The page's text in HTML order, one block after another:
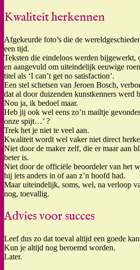
Kwaliteit herkennen
Afgekeurde foto’s die de
een tijd.
Teksten die eindeloos werden bijgewerkt,
en aangevuld om uiteindelijk eeuwige
titel als ‘I can’t get no satisfaction’.
Een stel schetsen van Jeroen Bosch,
dat al door duizenden kunstkenners werd
Nou ja, ik bedoel maar.
Heb jij ook wel eens zo’n mailtje
onze spijt…’ ?
Trek het je niet te veel aan.
Kwaliteit wordt wel vaker niet direct
Niet door de maker zelf, die er maar aan
beter is.
Niet door de officiële beoordeler van het
hij iets anders in of aan z’n hoofd had.
Maar uiteindelijk, soms, wel, na verloop
nog, toevallig.
Advies voor succes
Leef dus zo dat toeval altijd een goede
Kun je altijd nog beroemd worden.
Later.